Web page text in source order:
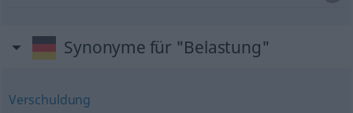
Synonyme für "Belastung"
Verschuldung